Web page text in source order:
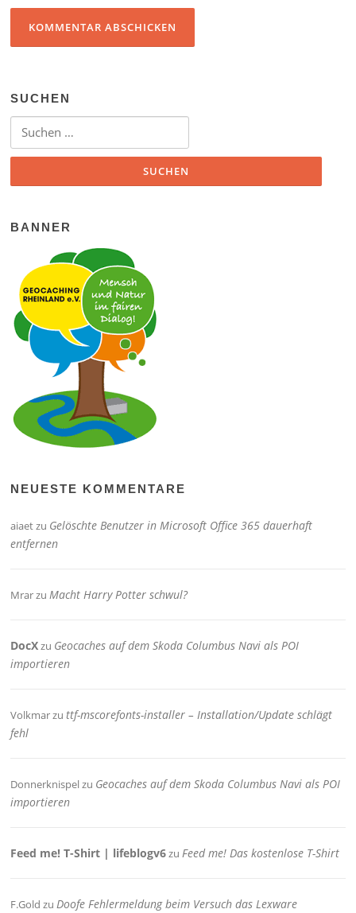
SUCHEN
Suchen nach:
BANNER
NEUESTE KOMMENTARE
aiaetzu Gelöschte Benutzer in Microsoft Office 365 dauerhaft
entfernen
MrarzuMacht Harry Potter schwul?
DocXzu Geocaches auf dem Skoda Columbus Navi als POI
importieren
Volkmarzuttf-mscorefonts-installer – Installation/Update schlägt
fehl
Donnerknispelzu Geocaches auf dem Skoda Columbus Navi als POI
importieren
Feed me! T-Shirt | lifeblogv6zuFeed me! Das kostenlose T-Shirt
F.Gold zuDoofe Fehlermeldung beim Versuch das Lexware